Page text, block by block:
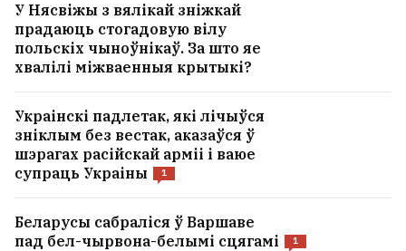
У Нясвіжы з вялікай зніжкай
прадаюць стогадовую вілу
польскіх чыноўнікаў. За што яе
хвалілі міжваенныя крытыкі?
Украінскі падлетак, які лічыўся
зніклым без вестак, аказаўся ў
шэрагах расійскай арміі і ваюе
супраць Украіны
1
Беларусы сабраліся ў Варшаве
пад бел-чырвона-белымі сцягамі
1